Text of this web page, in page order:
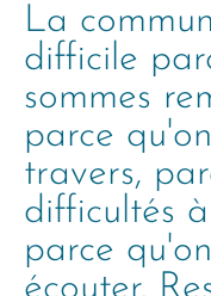
La
difficile
sommes
parce
travers,
difficultés
parce